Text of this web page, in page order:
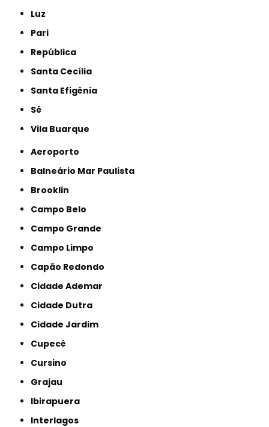
Luz
Pari
República
Santa Cecília
Santa Efigênia
Sé
Vila Buarque
Aeroporto
Balneário Mar Paulista
Brooklin
Campo Belo
Campo Grande
Campo Limpo
Capão Redondo
Cidade Ademar
Cidade Dutra
Cidade Jardim
Cupecê
Cursino
Grajau
Ibirapuera
Interlagos